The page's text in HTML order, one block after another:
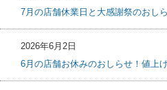
7月の店舗休業日と大感謝祭のおし
2026年6月2日
6月の店舗お休みのおしらせ！値上